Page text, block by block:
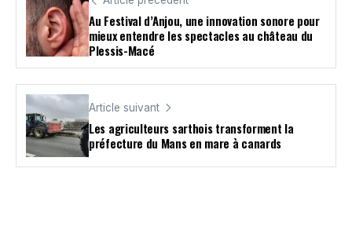
Au Festival d’Anjou, une innovation sonore pour
mieux entendre les spectacles au château du
Plessis-Macé
Article suivant
Les agriculteurs sarthois transforment la
préfecture du Mans en mare à canards